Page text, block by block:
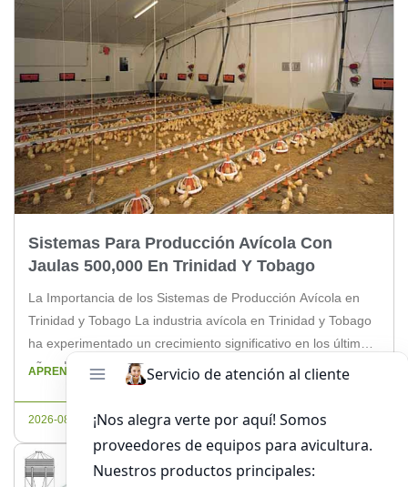
Sistemas Para Producción Avícola Con
Jaulas 500,000 En Trinidad Y Tobago
La Importancia de los Sistemas de Producción Avícola en
Trinidad y Tobago La industria avícola en Trinidad y Tobago
ha experimentado un crecimiento significativo en los últimos
años. La implementación de sistemas eficientes para la
producción avícola es crucial para garantizar la
sostenibilidad y la calidad del producto final. Con una
APRENDE MÁS
2026-08-06